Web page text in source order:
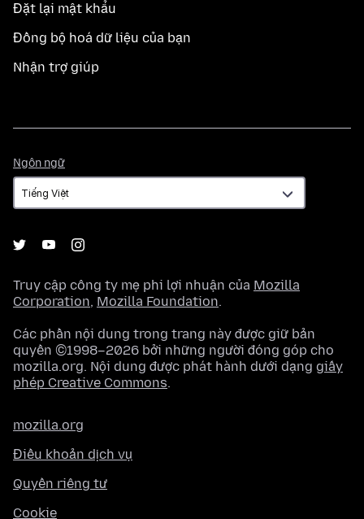
Đặt lại mật khẩu
Đồng bộ hoá dữ liệu của bạn
Nhận trợ giúp
Ngôn ngữ
ngữ
Truy cập công ty mẹ phi lợi nhuận của Mozilla
Corporation, Mozilla Foundation.
Các phần nội dung trong trang này được giữ bản
quyền ©1998–2026 bởi những người đóng góp cho
mozilla.org. Nội dung được phát hành dưới dạng giấy
phép Creative Commons.
mozilla.org
Điều khoản dịch vụ
Quyền riêng tư
Cookie